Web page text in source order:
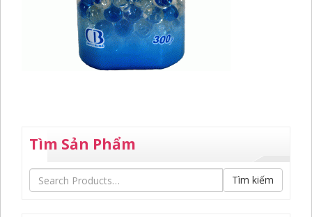
Tìm Sản Phẩm
Tìm kiếm